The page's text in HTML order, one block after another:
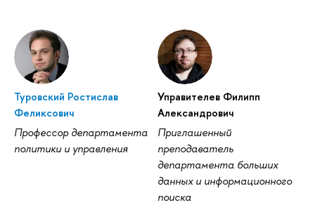
Туровский Ростислав
Феликсович
Профессор департамента
политики и управления
Управителев Филипп
Александрович
Приглашенный
преподаватель
департамента больших
данных и информационного
поиска